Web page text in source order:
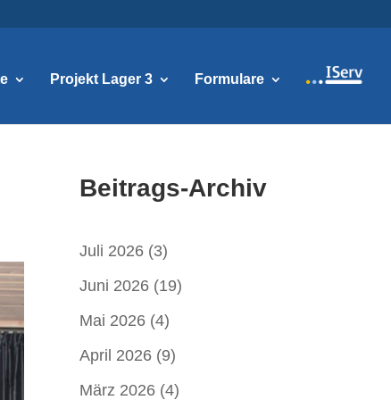
Projekt Lager 3 Formulare
Beitrags-Archiv
Juli 2026(3)
Juni 2026(19)
Mai 2026(4)
April 2026(9)
März 2026(4)